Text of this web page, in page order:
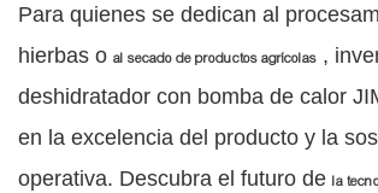
Para quienes se dedican al
hierbas o al secado de productos agrícolas ,
deshidratador con bomba de calor
en la excelencia del producto y la
operativa. Descubra el futuro de la